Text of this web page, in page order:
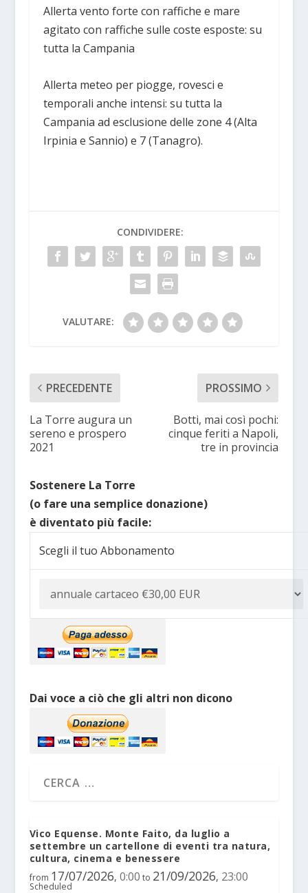
Allerta vento forte con raffiche e mare
agitato con raffiche sulle coste esposte: su
tutta la Campania
Allerta meteo per piogge, rovesci e
temporali anche intensi: su tutta la
Campania ad esclusione delle zone 4 (Alta
Irpinia e Sannio) e 7 (Tanagro).
CONDIVIDERE:
VALUTARE:
PRECEDENTE
La Torre augura un
sereno e prospero
2021
PROSSIMO
Botti, mai così pochi:
cinque feriti a Napoli,
tre in provincia
Sostenere La Torre
(o fare una semplice donazione)
è diventato più facile:
Scegli il tuo Abbonamento
Dai voce a ciò che gli altri non dicono
Vico Equense. Monte Faito, da luglio a
settembre un cartellone di eventi tra natura,
cultura, cinema e benessere
from 17/07/2026, 0:00 to 21/09/2026, 23:00
Scheduled